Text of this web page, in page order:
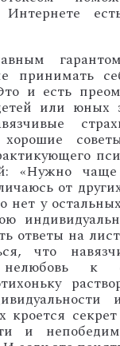
принимать
и есть
или юных
«Нужно
от
нет у
ответы на
что
к
кроется
и